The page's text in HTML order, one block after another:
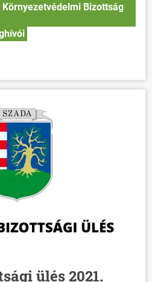
Bizottság
ülés 2021.